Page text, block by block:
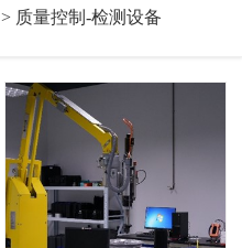
> 质量控制-检测设备